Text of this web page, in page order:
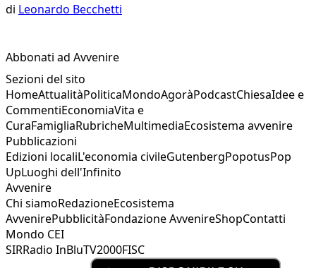
di Leonardo Becchetti
Abbonati ad Avvenire
Sezioni del sito
HomeAttualitàPoliticaMondoAgoràPodcastChiesaIdee e
CommentiEconomiaVita e
CuraFamigliaRubricheMultimediaEcosistema avvenire
Pubblicazioni
Edizioni localiL'economia civileGutenbergPopotusPop
UpLuoghi dell'Infinito
Avvenire
Chi siamoRedazioneEcosistema
AvvenirePubblicitàFondazione AvvenireShopContatti
Mondo CEI
SIRRadio InBluTV2000FISC